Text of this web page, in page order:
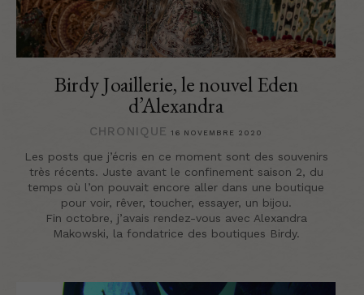
Birdy Joaillerie, le nouvel Eden
d’Alexandra
CHRONIQUE 16 NOVEMBRE 2020
Les posts que j’écris en ce moment sont des souvenirs
très récents. Juste avant le confinement saison 2, du
temps où l’on pouvait encore aller dans une boutique
pour voir, rêver, toucher, essayer, un bijou.
Fin octobre, j’avais rendez-vous avec Alexandra
Makowski, la fondatrice des boutiques Birdy.